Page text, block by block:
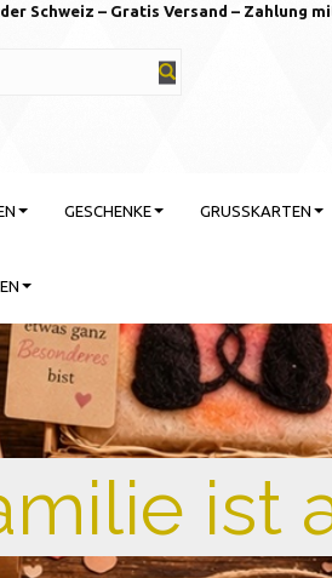
Schweiz – Gratis Versand – Zahlung
GESCHENKE GRUSSKARTEN
· Tischdeko · Karten